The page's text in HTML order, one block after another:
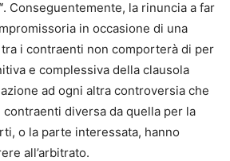
. Conseguentemente, la rinuncia a far
in occasione di una
i contraenti non comporterà di per
e complessiva della clausola
ad ogni altra controversia che
diversa da quella per la
o la parte interessata, hanno
all’arbitrato.